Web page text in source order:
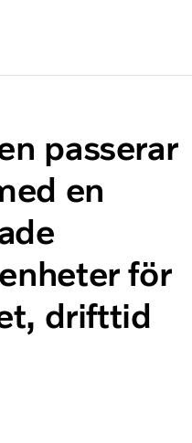
passerar
en
för
drifttid